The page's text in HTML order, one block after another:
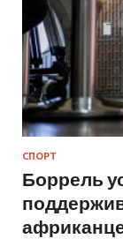
СПОРТ
Боррель